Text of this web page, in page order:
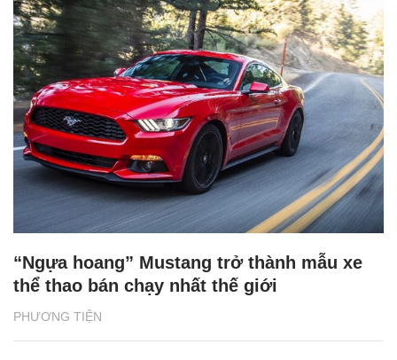
PHƯƠNG TIỆN
“Ngựa hoang” Mustang trở thành mẫu xe
thể thao bán chạy nhất thế giới